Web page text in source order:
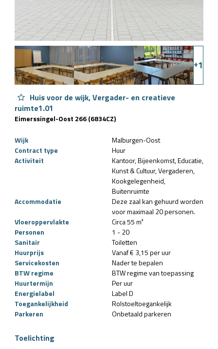
+1
Huis voor de wijk, Vergader- en creatieve
ruimte1.01
Eimerssingel-Oost 266 (6834CZ)
Wijk
Malburgen-Oost
Contract type
Huur
Activiteit
Kantoor Bijeenkomst Educatie
Kunst & Cultuur Vergaderen
Kookgelegenheid
Buitenruimte
Accommodatie
Deze zaal kan gehuurd worden
voor maximaal 20 personen.
Vloeroppervlakte
Circa 55 m²
Personen
1 - 20
Sanitair
Toiletten
Huurprijs
Vanaf € 3,15 per uur
Servicekosten
Nader te bepalen
BTW regime
BTW regime van toepassing
Huurtermijn
Per uur
Energielabel
Label D
Toegankelijkheid
Rolstoeltoegankelijk
Parkeren
Onbetaald parkeren
Toelichting